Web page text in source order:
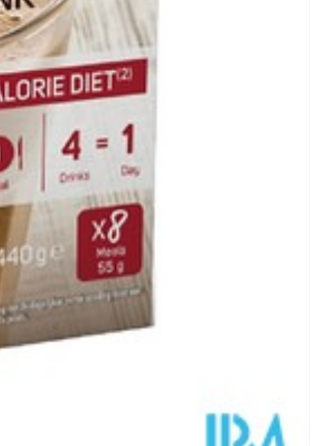
10,0mg
< 30,0mg
10,0mg
27,0mg
7,0mg